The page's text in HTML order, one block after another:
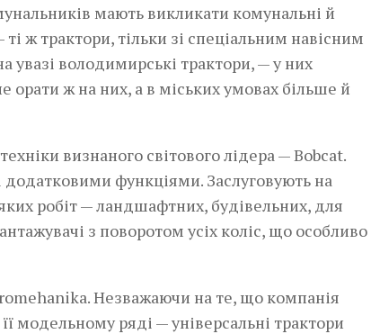
мають викликати комунальні й
ж трактори, тільки зі спеціальним навісним
володимирські трактори, — у них
орати ж на них, а в міських умовах більше й
визнаного світового лідера — Bobcat.
функціями. Заслуговують на
робіт — ландшафтних, будівельних, для
з поворотом усіх коліс, що особливо
Незважаючи на те, що компанія
модельному ряді — універсальні трактори